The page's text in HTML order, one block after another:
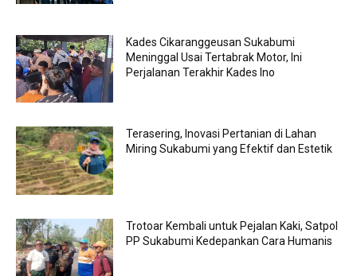
Kades Cikaranggeusan Sukabumi
Meninggal Usai Tertabrak Motor, Ini
Perjalanan Terakhir Kades Ino
Terasering, Inovasi Pertanian di Lahan
Miring Sukabumi yang Efektif dan Estetik
Trotoar Kembali untuk Pejalan Kaki, Satpol
PP Sukabumi Kedepankan Cara Humanis